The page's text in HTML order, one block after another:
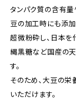
タンパク質の含有量
豆の加工時にも添
超微粉砕し、日本を
縄黒糖など国産の
す。
そのため、大豆の栄
いただけます。